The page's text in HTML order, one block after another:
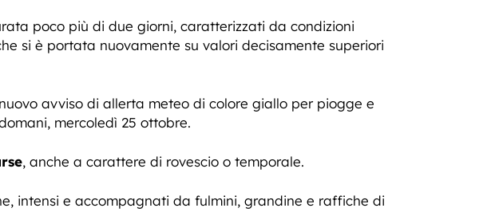
poco più di due giorni, caratterizzati da condizioni
si è portata nuovamente su valori decisamente superiori
avviso di allerta meteo di colore giallo per piogge e
mercoledì 25 ottobre.
, anche a carattere di rovescio o temporale.
intensi e accompagnati da fulmini, grandine e raffiche di